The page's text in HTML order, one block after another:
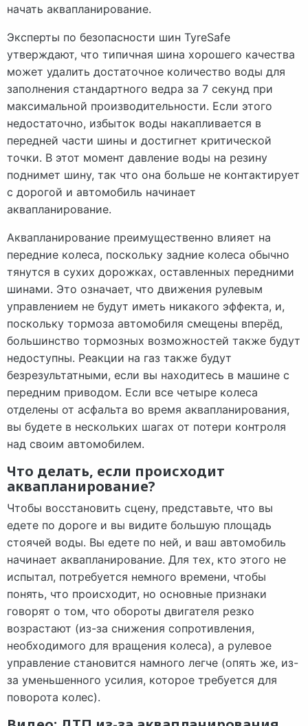
начать аквапланирование.
Эксперты по безопасности шин TyreSafe
утверждают, что типичная шина хорошего качества
может удалить достаточное количество воды для
заполнения стандартного ведра за 7 секунд при
максимальной производительности. Если этого
недостаточно, избыток воды накапливается в
передней части шины и достигнет критической
точки. В этот момент давление воды на резину
поднимет шину, так что она больше не контактирует
с дорогой и автомобиль начинает
аквапланирование.
Аквапланирование преимущественно влияет на
передние колеса, поскольку задние колеса обычно
тянутся в сухих дорожках, оставленных передними
шинами. Это означает, что движения рулевым
управлением не будут иметь никакого эффекта, и,
поскольку тормоза автомобиля смещены вперёд,
большинство тормозных возможностей также будут
недоступны. Реакции на газ также будут
безрезультатными, если вы находитесь в машине с
передним приводом. Если все четыре колеса
отделены от асфальта во время аквапланирования,
вы будете в нескольких шагах от потери контроля
над своим автомобилем.
Что делать, если происходит
аквапланирование?
Чтобы восстановить сцену, представьте, что вы
едете по дороге и вы видите большую площадь
стоячей воды. Вы едете по ней, и ваш автомобиль
начинает аквапланирование. Для тех, кто этого не
испытал, потребуется немного времени, чтобы
понять, что происходит, но основные признаки
говорят о том, что обороты двигателя резко
возрастают (из-за снижения сопротивления,
необходимого для вращения колеса), а рулевое
управление становится намного легче (опять же, из-
за уменьшенного усилия, которое требуется для
поворота колес).